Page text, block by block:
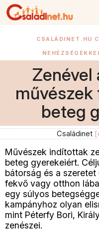
CSALÁDINET.HU
Zenével
művészek
beteg
Családinet
Művészek indítottak
beteg gyerekeiért.
bátorság és a
fekvő vagy otthon
egy súlyos
kampányhoz olyan
mint Péterfy Bori,
zenészei.